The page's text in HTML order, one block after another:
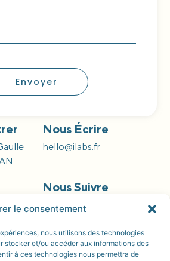
le consentement
nous utilisons des technologies
stocker et/ou accéder aux informations des
à ces technologies nous permettra de
Envoyer
Nous Écrire
hello@ilabs.fr
Nous Suivre